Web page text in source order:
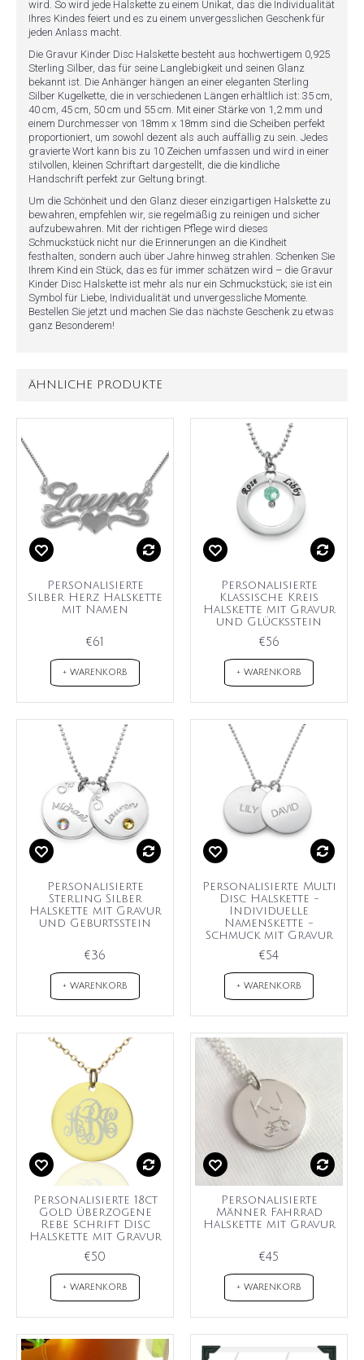
wird. So wird jede Halskette zu einem Unikat, das die Individualität
Ihres Kindes feiert und es zu einem unvergesslichen Geschenk für
jeden Anlass macht.
Die Gravur Kinder Disc Halskette besteht aus hochwertigem 0,925
Sterling Silber, das für seine Langlebigkeit und seinen Glanz
bekannt ist. Die Anhänger hängen an einer eleganten Sterling
Silber Kugelkette, die in verschiedenen Längen erhältlich ist: 35 cm,
40 cm, 45 cm, 50 cm und 55 cm. Mit einer Stärke von 1,2 mm und
einem Durchmesser von 18mm x 18mm sind die Scheiben perfekt
proportioniert, um sowohl dezent als auch auffällig zu sein. Jedes
gravierte Wort kann bis zu 10 Zeichen umfassen und wird in einer
stilvollen, kleinen Schriftart dargestellt, die die kindliche
Handschrift perfekt zur Geltung bringt.
Um die Schönheit und den Glanz dieser einzigartigen Halskette zu
bewahren, empfehlen wir, sie regelmäßig zu reinigen und sicher
aufzubewahren. Mit der richtigen Pflege wird dieses
Schmuckstück nicht nur die Erinnerungen an die Kindheit
festhalten, sondern auch über Jahre hinweg strahlen. Schenken Sie
Ihrem Kind ein Stück, das es für immer schätzen wird – die Gravur
Kinder Disc Halskette ist mehr als nur ein Schmuckstück; sie ist ein
Symbol für Liebe, Individualität und unvergessliche Momente.
Bestellen Sie jetzt und machen Sie das nächste Geschenk zu etwas
ganz Besonderem!
ÄHNLICHE PRODUKTE
Personalisierte
Silber Herz Halskette
mit Namen
€61
+ WARENKORB
Personalisierte
Klassische Kreis
Halskette mit Gravur
und Glücksstein
€56
+ WARENKORB
Personalisierte
Sterling Silber
Halskette mit Gravur
und Geburtsstein
€36
+ WARENKORB
Personalisierte Multi
Disc Halskette -
Individuelle
Namenskette -
Schmuck mit Gravur
€54
+ WARENKORB
Personalisierte 18ct
Gold überzogene
Rebe Schrift Disc
Halskette mit Gravur
€50
+ WARENKORB
Personalisierte
Männer Fahrrad
Halskette mit Gravur
€45
+ WARENKORB